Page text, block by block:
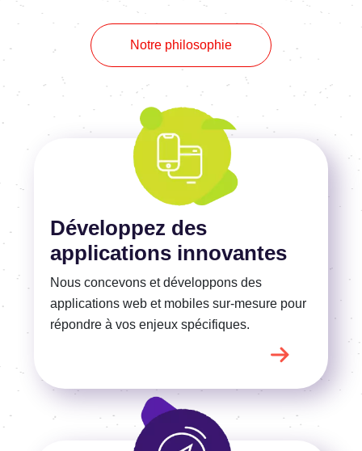
Notre philosophie
Développez des
applications innovantes
Nous concevons et développons des
applications web et mobiles sur-mesure pour
répondre à vos enjeux spécifiques.
En savoir plus